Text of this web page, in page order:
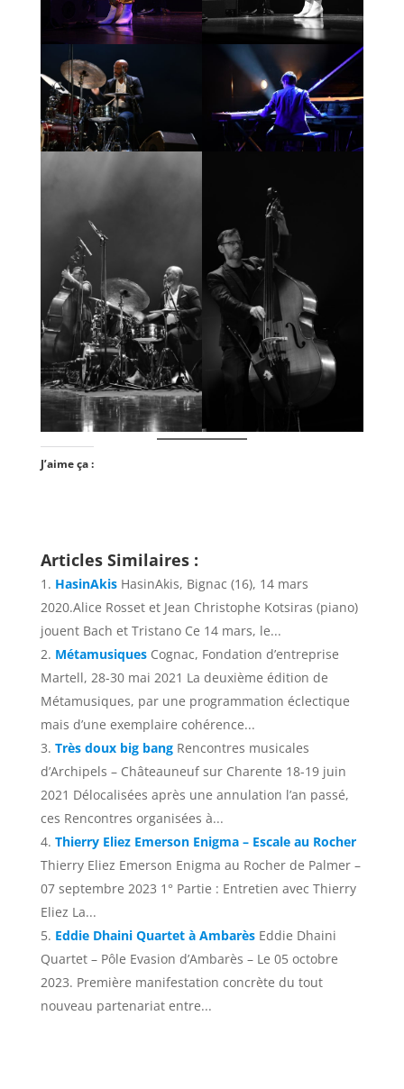
J’aime ça :
Articles Similaires :
HasinAkis HasinAkis, Bignac (16), 14 mars
2020.Alice Rosset et Jean Christophe Kotsiras (piano)
jouent Bach et Tristano Ce 14 mars, le...
Métamusiques Cognac, Fondation d’entreprise
Martell, 28-30 mai 2021 La deuxième édition de
Métamusiques, par une programmation éclectique
mais d’une exemplaire cohérence...
Très doux big bang Rencontres musicales
d’Archipels – Châteauneuf sur Charente 18-19 juin
2021 Délocalisées après une annulation l’an passé,
ces Rencontres organisées à...
Thierry Eliez Emerson Enigma – Escale au Rocher
Thierry Eliez Emerson Enigma au Rocher de Palmer –
07 septembre 2023 1° Partie : Entretien avec Thierry
Eliez La...
Eddie Dhaini Quartet à Ambarès Eddie Dhaini
Quartet – Pôle Evasion d’Ambarès – Le 05 octobre
2023. Première manifestation concrète du tout
nouveau partenariat entre...